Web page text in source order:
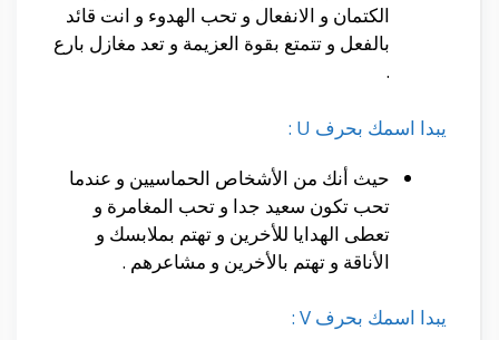
الكتمان و الانفعال و تحب الهدوء و انت قائد
بالفعل و تتمتع بقوة العزيمة و تعد مغازل بارع
.
يبدا اسمك بحرف U :
حيث أنك من الأشخاص الحماسيين و عندما
تحب تكون سعيد جدا و تحب المغامرة و
تعطى الهدايا للأخرين و تهتم بملابسك و
الأناقة و تهتم بالأخرين و مشاعرهم .
يبدا اسمك بحرف V :